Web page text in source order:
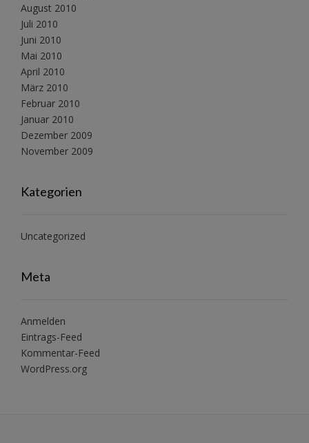
August 2010
Juli 2010
Juni 2010
Mai 2010
April 2010
März 2010
Februar 2010
Januar 2010
Dezember 2009
November 2009
Kategorien
Uncategorized
Meta
Anmelden
Eintrags-Feed
Kommentar-Feed
WordPress.org